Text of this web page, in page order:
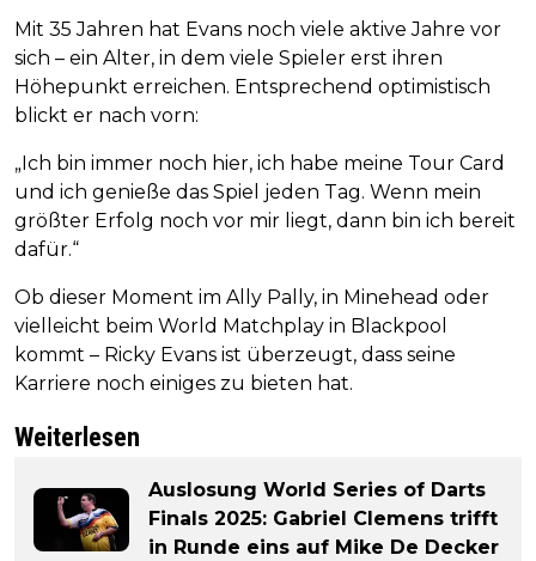
Mit 35 Jahren hat Evans noch viele aktive Jahre vor
sich – ein Alter, in dem viele Spieler erst ihren
Höhepunkt erreichen. Entsprechend optimistisch
blickt er nach vorn:
„Ich bin immer noch hier, ich habe meine Tour Card
und ich genieße das Spiel jeden Tag. Wenn mein
größter Erfolg noch vor mir liegt, dann bin ich bereit
dafür.“
Ob dieser Moment im Ally Pally, in Minehead oder
vielleicht beim World Matchplay in Blackpool
kommt – Ricky Evans ist überzeugt, dass seine
Karriere noch einiges zu bieten hat.
Weiterlesen
Auslosung World Series of Darts
Finals 2025: Gabriel Clemens trifft
in Runde eins auf Mike De Decker